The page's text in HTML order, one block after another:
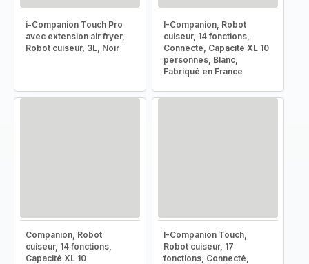
i-Companion Touch Pro
avec extension air fryer,
Robot cuiseur, 3L, Noir
I-Companion, Robot
cuiseur, 14 fonctions,
Connecté, Capacité XL 10
personnes, Blanc,
Fabriqué en France
Companion, Robot
cuiseur, 14 fonctions,
Capacité XL 10
I-Companion Touch,
Robot cuiseur, 17
fonctions, Connecté,